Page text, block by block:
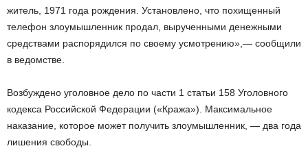
житель, 1971 года рождения. Установлено, что похищенный
телефон злоумышленник продал, вырученными денежными
средствами распорядился по своему усмотрению»,— сообщили
в ведомстве.
Возбуждено уголовное дело по части 1 статьи 158 Уголовного
кодекса Российской Федерации («Кража»). Максимальное
наказание, которое может получить злоумышленник, — два года
лишения свободы.